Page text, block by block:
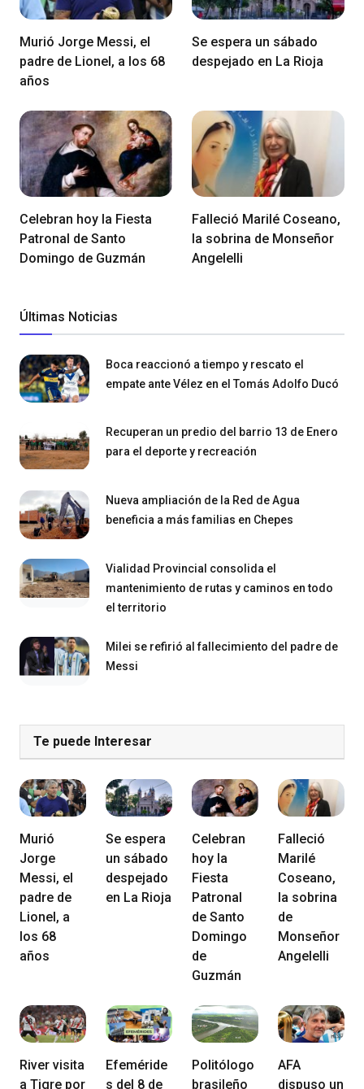
Murió Jorge Messi, el
padre de Lionel, a los 68
años
Se espera un sábado
despejado en La Rioja
Celebran hoy la Fiesta
Patronal de Santo
Domingo de Guzmán
Falleció Marilé Coseano,
la sobrina de Monseñor
Angelelli
Últimas Noticias
Boca reaccionó a tiempo y rescato el
empate ante Vélez en el Tomás Adolfo Ducó
Recuperan un predio del barrio 13 de Enero
para el deporte y recreación
Nueva ampliación de la Red de Agua
beneficia a más familias en Chepes
Vialidad Provincial consolida el
mantenimiento de rutas y caminos en todo
el territorio
Milei se refirió al fallecimiento del padre de
Messi
Te puede Interesar
Murió
Jorge
Messi, el
padre de
Lionel, a
los 68
años
Se espera
un sábado
despejado
en La Rioja
Celebran
hoy la
Fiesta
Patronal
de Santo
Domingo
de
Guzmán
Falleció
Marilé
Coseano,
la sobrina
de
Monseñor
Angelelli
River visita
a Tigre por
Efeméride
s del 8 de
Politólogo
brasileño
AFA
dispuso un